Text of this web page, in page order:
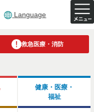
Language
救急医療・消防
健康・医療・
福祉